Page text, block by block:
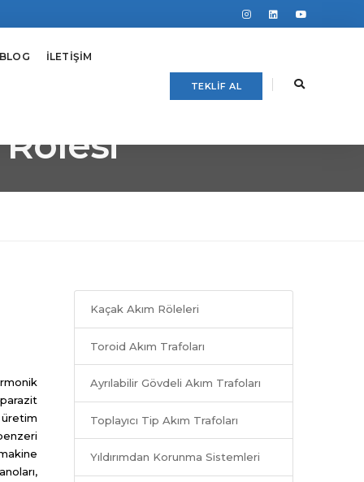
BLOG İLETİŞİM
TEKLİF AL
Rölesi
Kaçak Akım Röleleri
Toroid Akım Trafoları
Ayrılabilir Gövdeli Akım Trafoları
Toplayıcı Tip Akım Trafoları
Yıldırımdan Korunma Sistemleri